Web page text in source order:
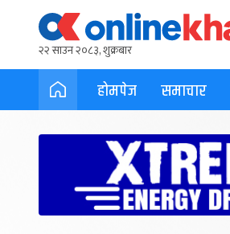
२२ साउन २०८३, शुक्रबार
होमपेज समाचार